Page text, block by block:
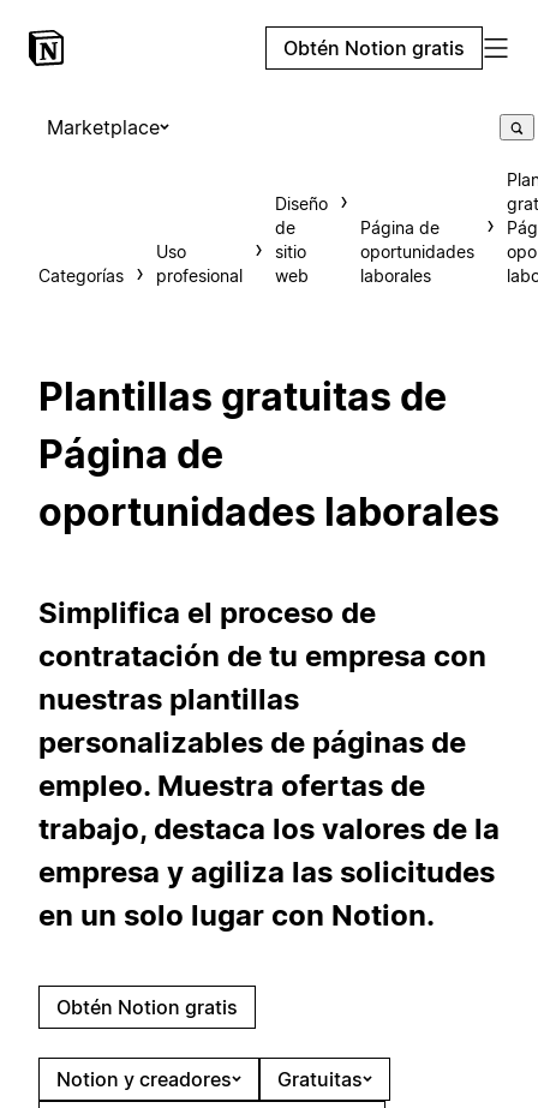
Obtén Notion gratis
Marketplace
Categorías
Uso
profesional
Diseño
de
sitio
web
Página de
oportunidades
laborales
Plantillas gratuitas de
Página de
oportunidades laborales
Simplifica el proceso de
contratación de tu empresa con
nuestras plantillas
personalizables de páginas de
empleo. Muestra ofertas de
trabajo, destaca los valores de la
empresa y agiliza las solicitudes
en un solo lugar con Notion.
Obtén Notion gratis
Notion y creadores
Gratuitas